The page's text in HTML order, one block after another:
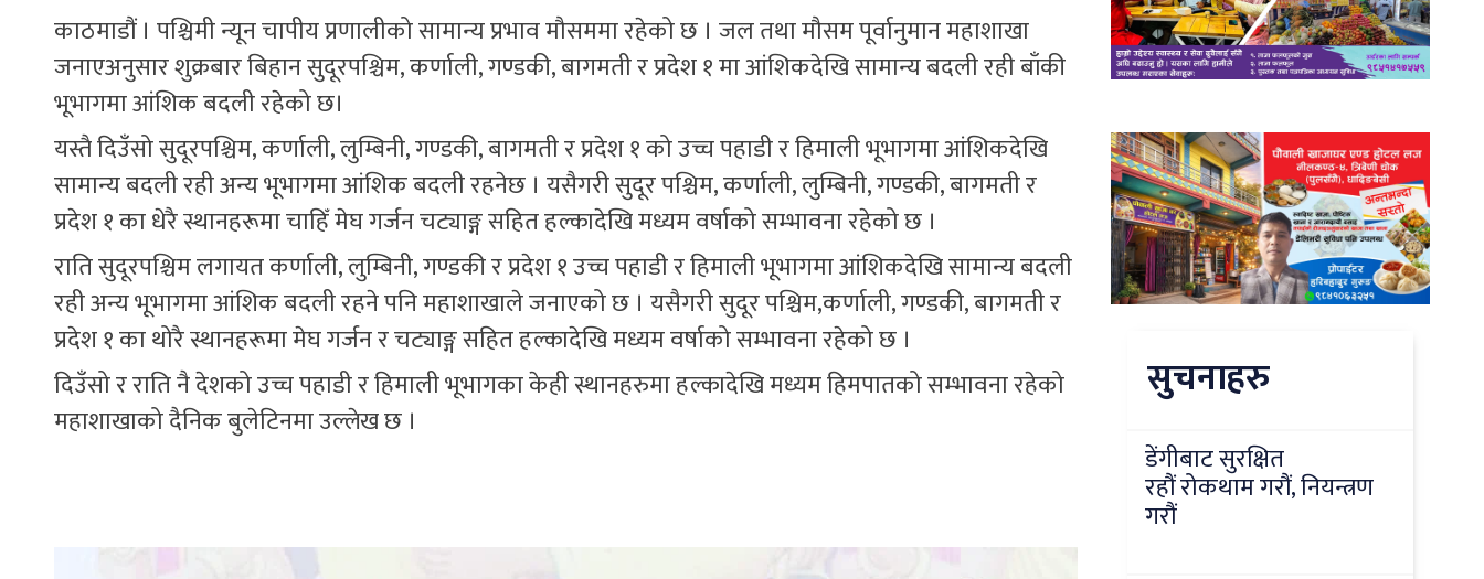
काठमाडौं । पश्चिमी न्यून चापीय प्रणालीको सामान्य प्रभाव मौसममा रहेको छ । जल तथा मौसम पूर्वानुमान महाशाखा
जनाएअनुसार शुक्रबार बिहान सुदूरपश्चिम, कर्णाली, गण्डकी, बागमती र प्रदेश १ मा आंशिकदेखि सामान्य बदली रही बाँकी
भूभागमा आंशिक बदली रहेको छ।
यस्तै दिउँसो सुदूरपश्चिम, कर्णाली, लुम्बिनी, गण्डकी, बागमती र प्रदेश १ को उच्च पहाडी र हिमाली भूभागमा आंशिकदेखि
सामान्य बदली रही अन्य भूभागमा आंशिक बदली रहनेछ । यसैगरी सुदूर पश्चिम, कर्णाली, लुम्बिनी, गण्डकी, बागमती र
प्रदेश १ का धेरै स्थानहरूमा चाहिँ मेघ गर्जन चट्याङ्ग सहित हल्कादेखि मध्यम वर्षाको सम्भावना रहेको छ ।
राति सुदूरपश्चिम लगायत कर्णाली, लुम्बिनी, गण्डकी र प्रदेश १ उच्च पहाडी र हिमाली भूभागमा आंशिकदेखि सामान्य बदली
रही अन्य भूभागमा आंशिक बदली रहने पनि महाशाखाले जनाएको छ । यसैगरी सुदूर पश्चिम,कर्णाली, गण्डकी, बागमती र
प्रदेश १ का थोरै स्थानहरूमा मेघ गर्जन र चट्याङ्ग सहित हल्कादेखि मध्यम वर्षाको सम्भावना रहेको छ ।
दिउँसो र राति नै देशको उच्च पहाडी र हिमाली भूभागका केही स्थानहरुमा हल्कादेखि मध्यम हिमपातको सम्भावना रहेको
महाशाखाको दैनिक बुलेटिनमा उल्लेख छ ।
सुचनाहरु
डेंगीबाट सुरक्षित
रहौं रोकथाम गरौं, नियन्त्रण
गरौं